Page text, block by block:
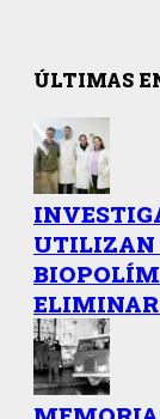
ÚLTIMAS
UTILIZAN
ELIMINAR